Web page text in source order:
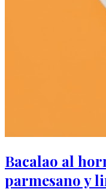
Bacalao al
parmesano y